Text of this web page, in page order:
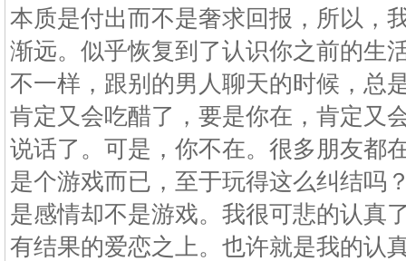
本质是付出而不是奢求回报，所以，
渐远。似乎恢复到了认识你之前的生
不一样，跟别的男人聊天的时候，总
肯定又会吃醋了，要是你在，肯定又
说话了。可是，你不在。很多朋友都
是个游戏而已，至于玩得这么纠结吗
是感情却不是游戏。我很可悲的认真
有结果的爱恋之上。也许就是我的认